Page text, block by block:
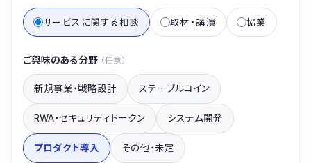
サービスに関する相談 取材・講演 協業
ご興味のある分野 （任意）
新規事業・戦略設計 ステーブルコイン
RWA・セキュリティトークン システム開発
プロダクト導入 その他・未定